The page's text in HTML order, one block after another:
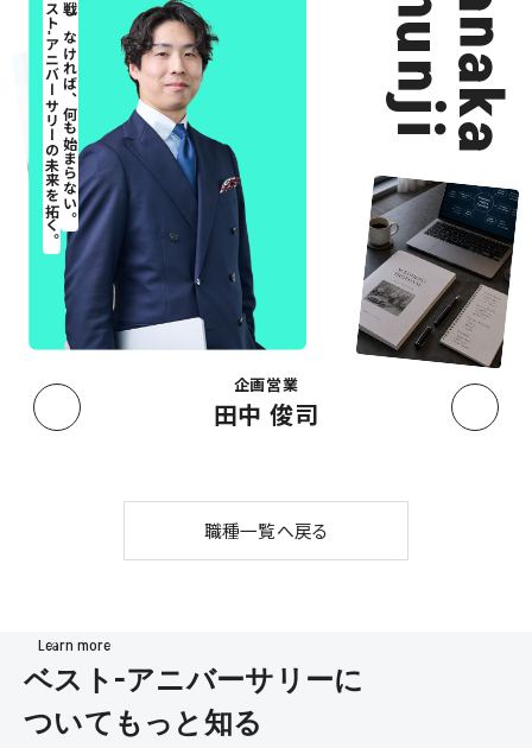
Tanaka
Shunji
挑戦しなければ、何も始まらない。
ベスト-アニバーサリーの未来を拓く。
企画営業
田中 俊司
職種一覧へ戻る
Learn more
ベスト-アニバーサリーに
ついてもっと知る